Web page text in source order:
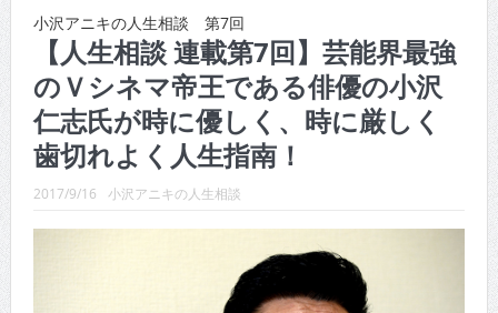
CINEMA×STYLE 288号
CINEMA×STYLE 287号
CINEMA×STYLE 286号
CINEMA×STYLE 285号
CINEMA×STYLE 294号
CINEMA×STYLE 293号
小沢アニキの人生相談 第7回
【人生相談 連載第7回】芸能界最強
のＶシネマ帝王である俳優の小沢
仁志氏が時に優しく、時に厳しく
歯切れよく人生指南！
2017/9/16 小沢アニキの人生相談